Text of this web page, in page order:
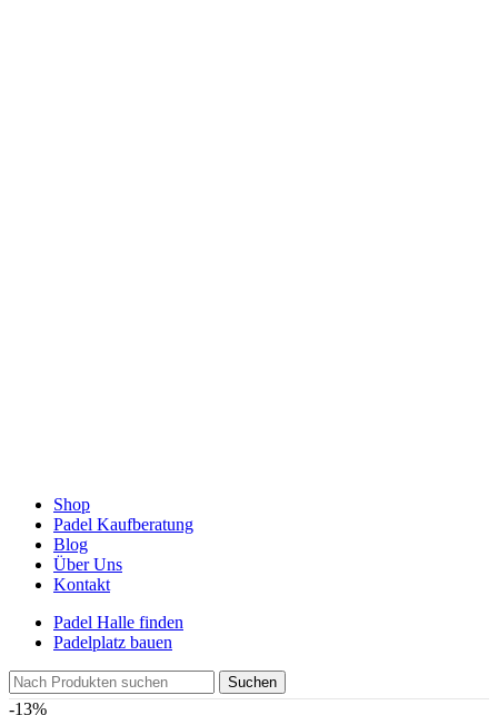
Shop
Padel Kaufberatung
Blog
Über Uns
Kontakt
Padel Halle finden
Padelplatz bauen
Suchen
-13%